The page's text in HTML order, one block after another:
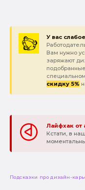
У вас
Вам нужно
заряжают
скидку 5%
Лайфхак от
Кстати, в
Подсказки про дизайн-